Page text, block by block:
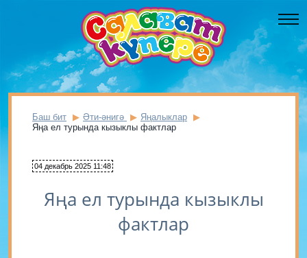
Баш бит Әти-әнигә
Яңалыклар
Яңа ел турында кызыклы фактлар
04 декабрь 2025 11:48
Яңа ел турында кызыклы
фактлар